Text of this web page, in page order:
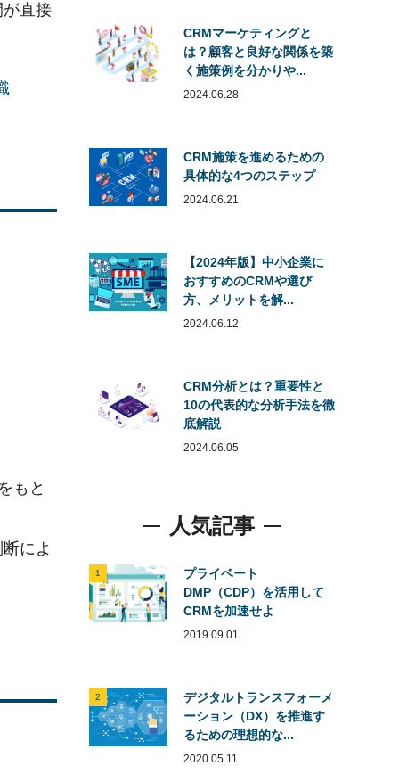
直接
もと
によ
CRMマーケティングと
は？顧客と良好な関係を築
く施策例を分かりや...
2024.06.28
CRM施策を進めるための
具体的な4つのステップ
2024.06.21
【2024年版】中小企業に
おすすめのCRMや選び
方、メリットを解...
2024.06.12
CRM分析とは？重要性と
10の代表的な分析手法を徹
底解説
2024.06.05
人気記事
1
プライベート
DMP（CDP）を活用して
CRMを加速せよ
2019.09.01
2
デジタルトランスフォーメ
ーション（DX）を推進す
るための理想的な...
2020.05.11